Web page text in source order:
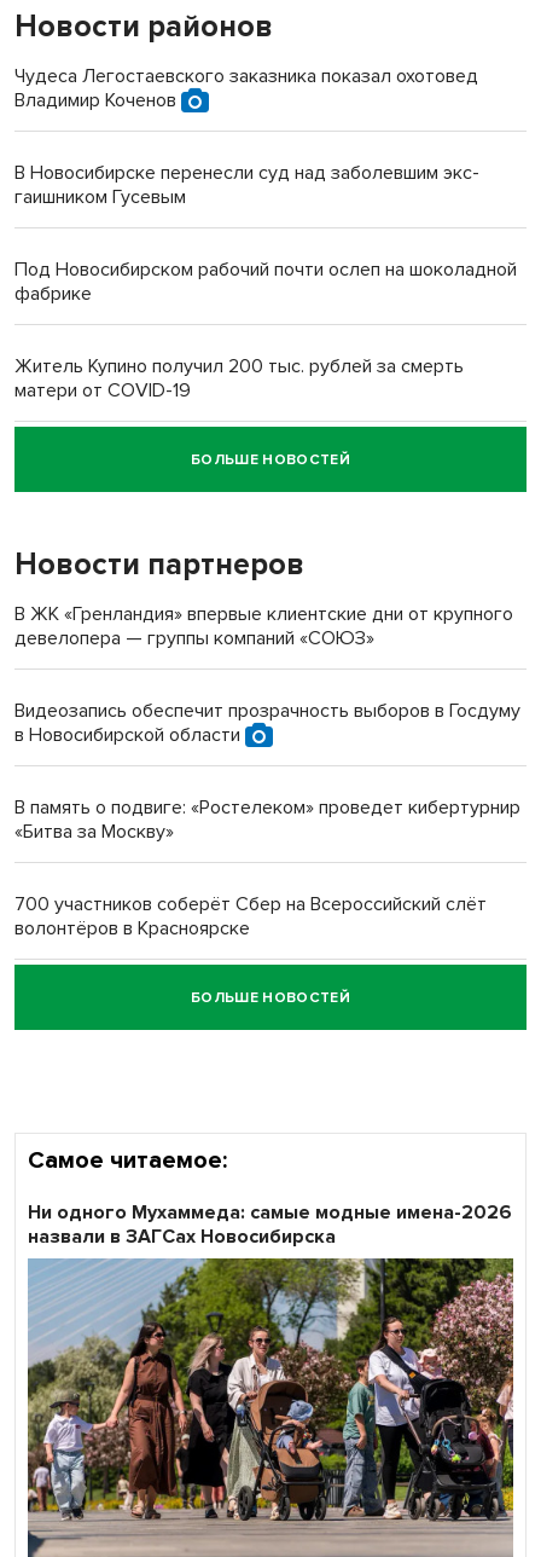
Новости районов
Чудеса Легостаевского заказника показал охотовед
Владимир Коченов
В Новосибирске перенесли суд над заболевшим экс-
гаишником Гусевым
Под Новосибирском рабочий почти ослеп на шоколадной
фабрике
Житель Купино получил 200 тыс. рублей за смерть
матери от COVID-19
Новосибирский суд наказал водителя за смерть
пенсионерки на вокзале
«Мы живём на пастбище!»: в новосибирском селе лошади
терроризируют жителей
Новосибирский преподаватель с женой вошли в топ-16
БОЛЬШЕ НОВОСТЕЙ
Новости партнеров
В ЖК «Гренландия» впервые клиентские дни от крупного
девелопера — группы компаний «СОЮЗ»
Видеозапись обеспечит прозрачность выборов в Госдуму
в Новосибирской области
В память о подвиге: «Ростелеком» проведет кибертурнир
«Битва за Москву»
700 участников соберёт Сбер на Всероссийский слёт
волонтёров в Красноярске
Честный выбор: видеонаблюдение обеспечит
объективность результатов ЕДГ в Новосибирской
БОЛЬШЕ НОВОСТЕЙ
Самое читаемое:
Ни одного Мухаммеда: самые модные имена-2026
назвали в ЗАГСах Новосибирска